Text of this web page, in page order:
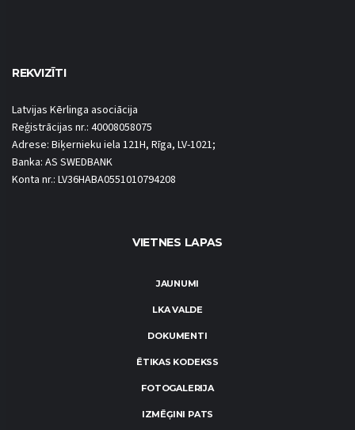
REKVIZĪTI
Latvijas Kērlinga asociācija
Reģistrācijas nr.: 40008058075
Adrese: Biķernieku iela 121H, Rīga, LV-1021;
Banka: AS SWEDBANK
Konta nr.: LV36HABA0551010794208
VIETNES LAPAS
JAUNUMI
LKA VALDE
DOKUMENTI
ĒTIKAS KODEKSS
FOTOGALERIJA
IZMĒĢINI PATS